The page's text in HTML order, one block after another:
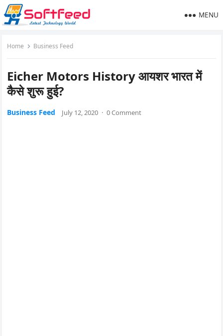
MENU
Home Business Feed
Eicher Motors History आयशर भारत में
कैसे शुरू हुई?
Business Feed July 12, 2020 · 0 Comment